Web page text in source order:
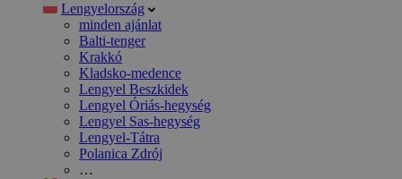
Lengyelország
minden ajánlat
Balti-tenger
Krakkó
Kladsko-medence
Lengyel Beszkidek
Lengyel Óriás-hegység
Lengyel Sas-hegység
Lengyel-Tátra
Polanica Zdrój
…